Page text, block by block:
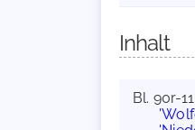
Inhalt
Bl. 90r-